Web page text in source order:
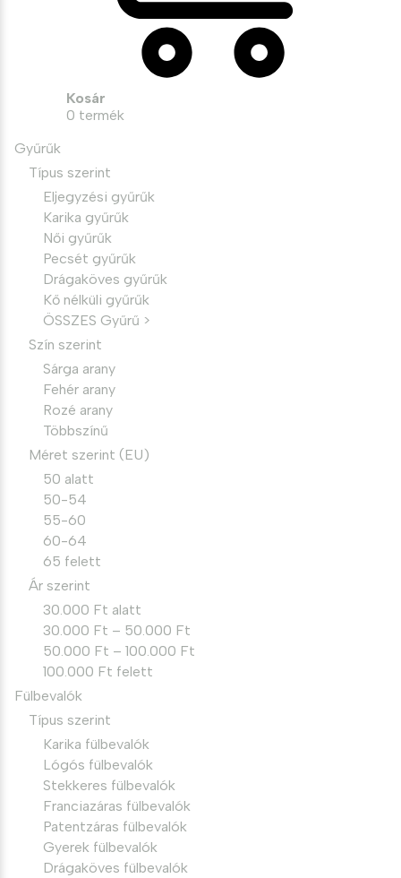
Kosár
0 termék
Gyűrűk
Típus szerint
Eljegyzési gyűrűk
Karika gyűrűk
Női gyűrűk
Pecsét gyűrűk
Drágaköves gyűrűk
Kő nélküli gyűrűk
ÖSSZES Gyűrű >
Szín szerint
Sárga arany
Fehér arany
Rozé arany
Többszínű
Méret szerint (EU)
50 alatt
50-54
55-60
60-64
65 felett
Ár szerint
30.000 Ft alatt
30.000 Ft – 50.000 Ft
50.000 Ft – 100.000 Ft
100.000 Ft felett
Fülbevalók
Típus szerint
Karika fülbevalók
Lógós fülbevalók
Stekkeres fülbevalók
Franciazáras fülbevalók
Patentzáras fülbevalók
Gyerek fülbevalók
Drágaköves fülbevalók